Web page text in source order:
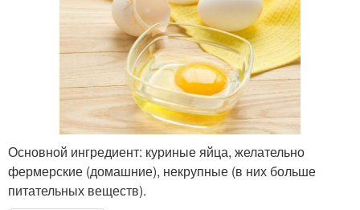
Основной ингредиент: куриные яйца, желательно
фермерские (домашние), некрупные (в них больше
питательных веществ).